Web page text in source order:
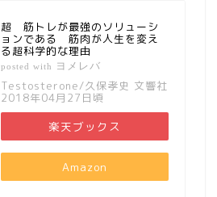
超 筋トレが最強のソリューシ
ョンである 筋肉が人生を変え
る超科学的な理由
posted with ヨメレバ
Testosterone/久保孝史 文響社
2018年04月27日頃
楽天ブックス
Amazon